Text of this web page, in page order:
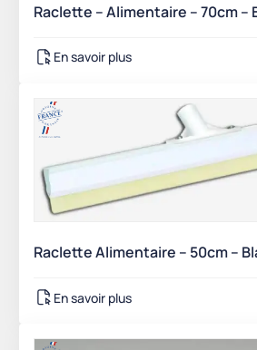
Raclette – Alimentaire – 70cm –
En savoir plus
Raclette Alimentaire – 50cm –
En savoir plus